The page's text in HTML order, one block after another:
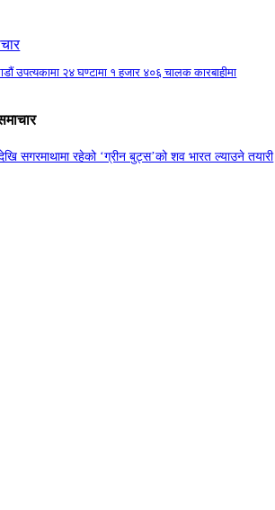
उपत्यकामा २४ घण्टामा १ हजार ४०६ चालक कारबाहीमा
सगरमाथामा रहेको ‘ग्रीन बुट्स’को शव भारत ल्याउने तयारी